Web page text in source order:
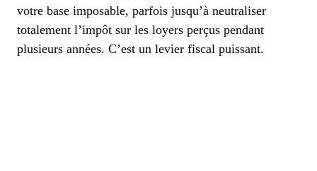
votre base imposable, parfois jusqu’à neutraliser
totalement l’impôt sur les loyers perçus pendant
plusieurs années. C’est un levier fiscal puissant.